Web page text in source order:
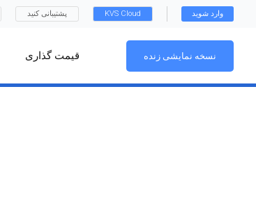
پشتیبانی کنید KVS Cloud وارد شوید
قیمت گذاری نسخه نمایشی زنده